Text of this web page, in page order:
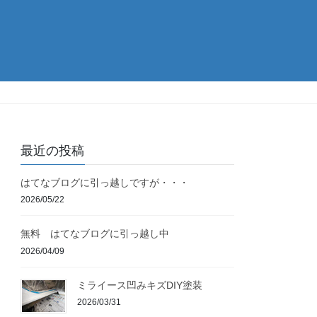
最近の投稿
はてなブログに引っ越しですが・・・
2026/05/22
無料 はてなブログに引っ越し中
2026/04/09
ミライース凹みキズDIY塗装
2026/03/31